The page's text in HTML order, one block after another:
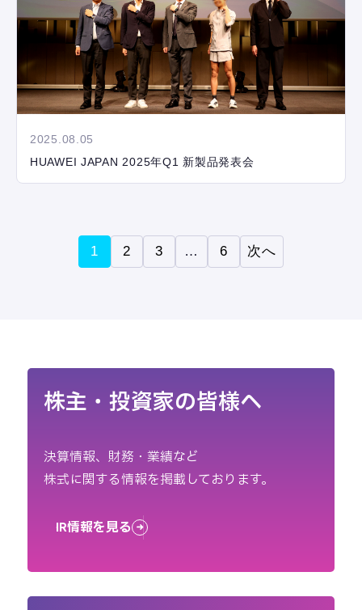
2025.08.05
HUAWEI JAPAN 2025年Q1 新製品発表会
1 2 3 … 6 次へ
株主・投資家の皆様へ
決算情報、財務・業績など
株式に関する情報を掲載しております。
IR情報を見る